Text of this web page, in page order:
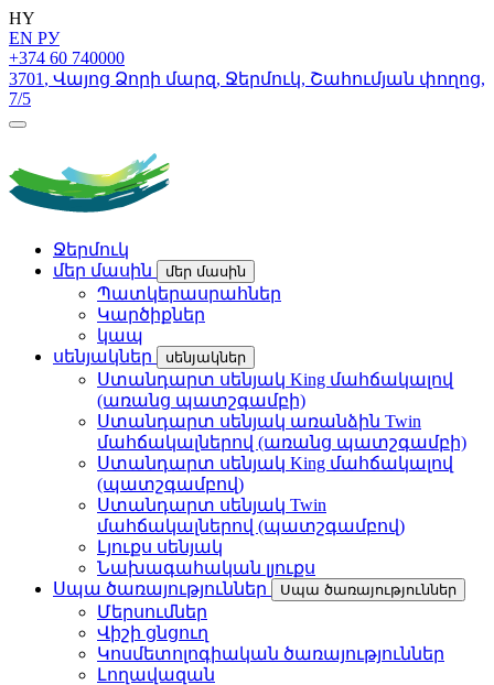
HY
EN РУ
+374 60 740000
3701 , Վայոց Ձորի մարզ, Ջերմուկ, Շահումյան փողոց,
7/5
Ջերմուկ
մեր մասին
մեր մասին
Պատկերասրահներ
Կարծիքներ
կապ
սենյակներ
սենյակներ
Ստանդարտ սենյակ King մահճակալով
(առանց պատշգամբի)
Ստանդարտ սենյակ առանձին Twin
մահճակալներով (առանց պատշգամբի)
Ստանդարտ սենյակ King մահճակալով
(պատշգամբով)
Ստանդարտ սենյակ Twin
մահճակալներով (պատշգամբով)
Լյուքս սենյակ
Նախագահական լյուքս
Սպա ծառայություններ
Սպա ծառայություններ
Մերսումներ
Վիշի ցնցուղ
Կոսմետոլոգիական ծառայություններ
Լողավազան